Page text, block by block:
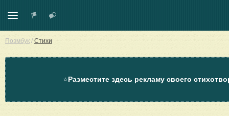
Поэмбук / Стихи
⭐Разместите здесь рекламу своего